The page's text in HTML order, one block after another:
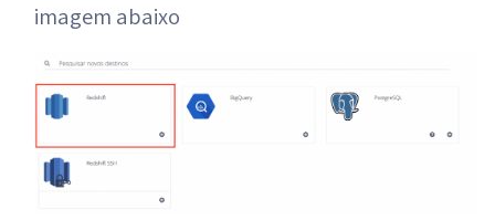
imagem abaixo